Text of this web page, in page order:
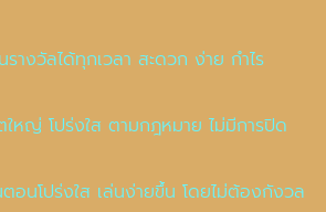
างวัลได้ทุกเวลา สะดวก ง่าย กำไร
หญ่ โปร่งใส ตามกฎหมาย ไม่มีการปิด
นโปร่งใส เล่นง่ายขึ้น โดยไม่ต้องกังวล